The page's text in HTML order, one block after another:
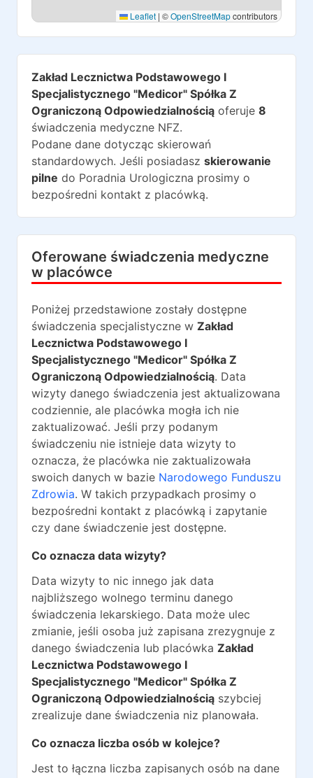
Leaflet | ©OpenStreetMapcontributors
Zakład Lecznictwa Podstawowego I
Specjalistycznego "Medicor" Spółka Z
Ograniczoną Odpowiedzialnością oferuje 8
świadczenia medyczne NFZ.
Podane dane dotycząc skierowań
standardowych. Jeśli posiadasz skierowanie
pilne do Poradnia Urologiczna prosimy o
bezpośredni kontakt z placówką.
Oferowane świadczenia medyczne
w placówce
Poniżej przedstawione zostały dostępne
świadczenia specjalistyczne w Zakład
Lecznictwa Podstawowego I
Specjalistycznego "Medicor" Spółka Z
Ograniczoną Odpowiedzialnością. Data
wizyty danego świadczenia jest aktualizowana
codziennie, ale placówka mogła ich nie
zaktualizować. Jeśli przy podanym
świadczeniu nie istnieje data wizyty to
oznacza, że placówka nie zaktualizowała
swoich danych w bazie Narodowego Funduszu
Zdrowia. W takich przypadkach prosimy o
bezpośredni kontakt z placówką i zapytanie
czy dane świadczenie jest dostępne.
Co oznacza data wizyty?
Data wizyty to nic innego jak data
najbliższego wolnego terminu danego
świadczenia lekarskiego. Data może ulec
zmianie, jeśli osoba już zapisana zrezygnuje z
danego świadczenia lub placówka Zakład
Lecznictwa Podstawowego I
Specjalistycznego "Medicor" Spółka Z
Ograniczoną Odpowiedzialnością szybciej
zrealizuje dane świadczenia niz planowała.
Co oznacza liczba osób w kolejce?
Jest to łączna liczba zapisanych osób na dane